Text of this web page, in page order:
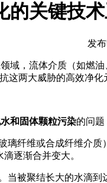
的关键技
发
域，流体介质（如燃
这两大威胁的高效净化
和固体颗粒污染的问题
璃纤维或合成纤维介
逐渐合并变大。
。当被聚结长大的水滴